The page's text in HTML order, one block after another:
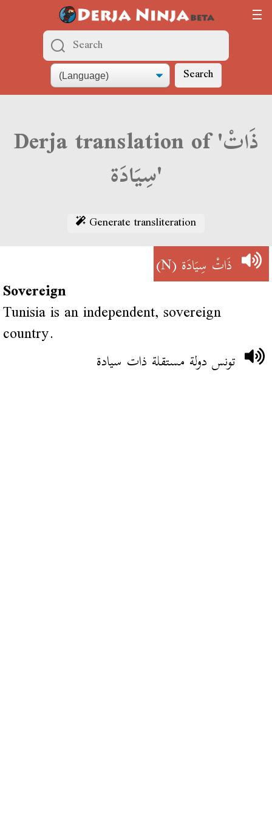
Search
Derja translation of 'ذَاتْ
سِيَادَة'
Generate transliteration
ذَاتْ سِيَادَة(N)
Sovereign
Tunisia is an independent, sovereign
country.
تونس دولة مستقلة ذات سيادة